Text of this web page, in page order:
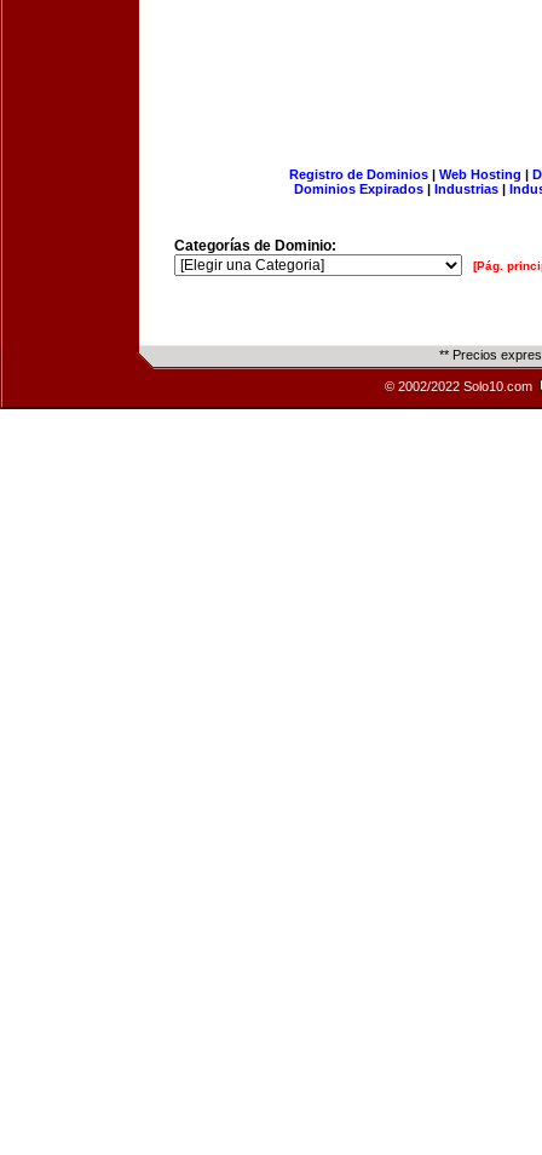
Registro de Dominios| Web Hosting |
Dominios Expirados | Industrias |
Categorías de Dominio:
[Pág.
** Precios
© 2002/2022 Solo10.com